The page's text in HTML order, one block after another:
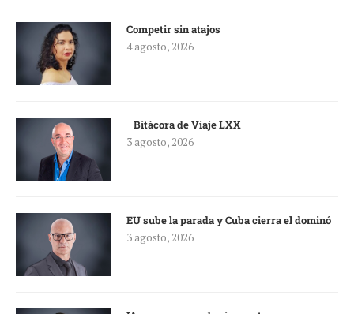
Competir sin atajos
4 agosto, 2026
Bitácora de Viaje LXX
3 agosto, 2026
EU sube la parada y Cuba cierra el dominó
3 agosto, 2026